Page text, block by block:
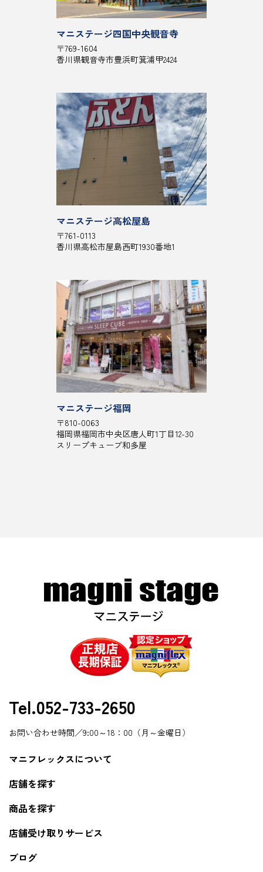
マニステージ四国中央観音寺
〒769-1604
香川県観音寺市豊浜町箕浦甲2424
マニステージ高松屋島
〒761-0113
香川県高松市屋島西町1930番地1
マニステージ福岡
〒810-0063
福岡県福岡市中央区唐人町1丁目12-30
スリープキューブ和多屋
Tel.052-733-2650
お問い合わせ時間／9:00～18：00（月～金曜日）
マニフレックスについて
店舗を探す
商品を探す
店舗受け取りサービス
ブログ